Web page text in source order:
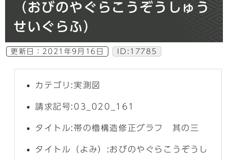
（おびのやぐらこうぞうしゅう
せいぐらふ）
更新日： 2021年9月16日 ID:17785
カテゴリ:実測図
請求記号:03_020_161
タイトル:帯の櫓構造修正グラフ 其の三
タイトル（よみ）:おびのやぐらこうぞうし